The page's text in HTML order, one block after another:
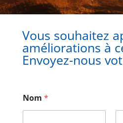
Vous souhaitez
améliorations à
Envoyez-nous
Nom *